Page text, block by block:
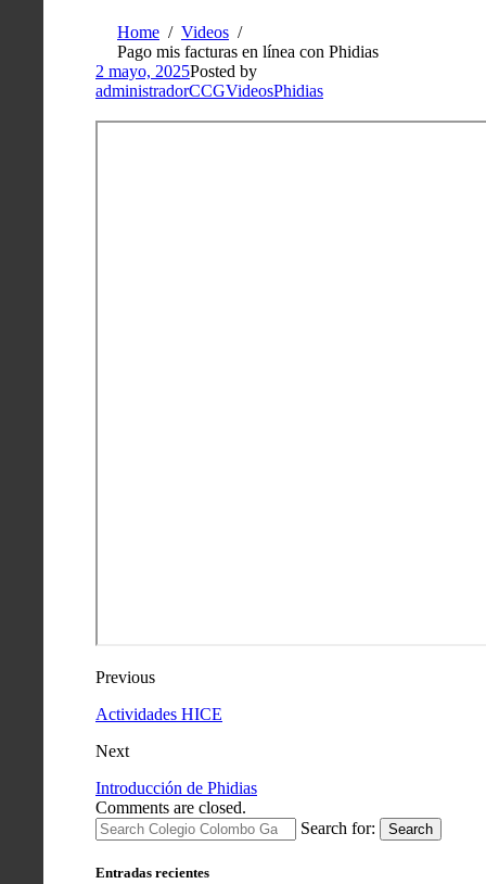
Home
Videos
Pago mis facturas en línea con Phidias
2 mayo, 2025Posted by
administradorCCGVideosPhidias
Previous
Actividades HICE
Next
Introducción de Phidias
Comments are closed.
Search for:
Search
Entradas recientes